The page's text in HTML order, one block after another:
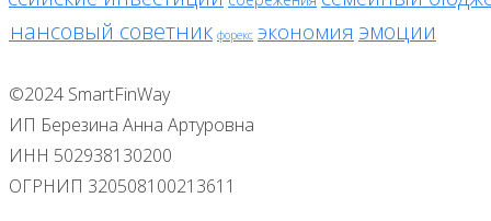
советник форекс экономия эмоции
©2024 SmartFinWay
ИП Березина Анна Артуровна
ИНН 502938130200
ОГРНИП 320508100213611